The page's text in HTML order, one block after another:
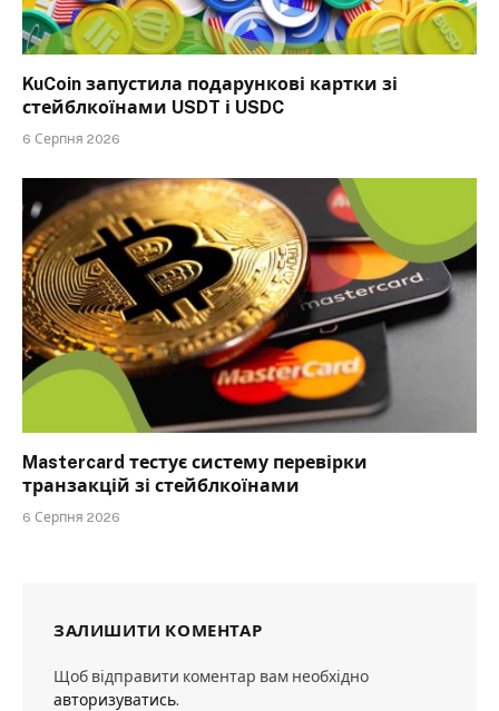
KuCoin запустила подарункові картки зі
стейблкоїнами USDT і USDC
6 Серпня 2026
Mastercard тестує систему перевірки
транзакцій зі стейблкоїнами
6 Серпня 2026
ЗАЛИШИТИ КОМЕНТАР
Щоб відправити коментар вам необхідно
авторизуватись.